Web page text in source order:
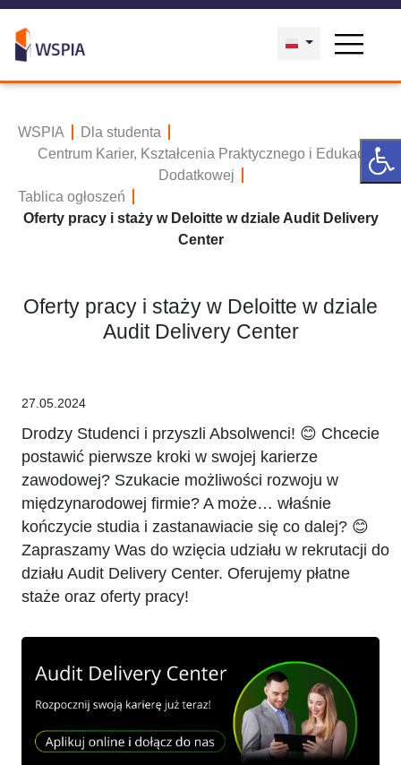
WSPIA
Dla studenta
Centrum Karier, Kształcenia Praktycznego i Edukacji
Dodatkowej
Tablica ogłoszeń
Oferty pracy i staży w Deloitte w dziale Audit Delivery
Center
Oferty pracy i staży w Deloitte w dziale
Audit Delivery Center
27.05.2024
Drodzy Studenci i przyszli Absolwenci! 😊 Chcecie
postawić pierwsze kroki w swojej karierze
zawodowej? Szukacie możliwości rozwoju w
międzynarodowej firmie? A może… właśnie
kończycie studia i zastanawiacie się co dalej? 😊
Zapraszamy Was do wzięcia udziału w rekrutacji do
działu Audit Delivery Center. Oferujemy płatne
staże oraz oferty pracy!